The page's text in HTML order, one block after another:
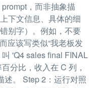
，而非抽象描
下文信息、具体的细
别字）。例如，不要
应该写类似“我老板发
'Q4 sales final FINAL
分比，收入在 C 列，
述。 Step 2：运行对照